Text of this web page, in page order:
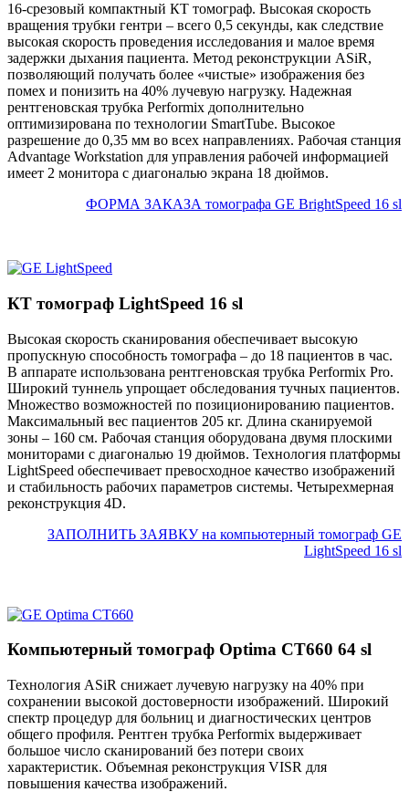
16-срезовый компактный КТ томограф. Высокая скорость
вращения трубки гентри – всего 0,5 секунды, как следствие
высокая скорость проведения исследования и малое время
задержки дыхания пациента. Метод реконструкции ASiR,
позволяющий получать более «чистые» изображения без
помех и понизить на 40% лучевую нагрузку. Надежная
рентгеновская трубка Performix дополнительно
оптимизирована по технологии SmartTube. Высокое
разрешение до 0,35 мм во всех направлениях. Рабочая станция
Advantage Workstation для управления рабочей информацией
имеет 2 монитора с диагональю экрана 18 дюймов.
ФОРМА ЗАКАЗА томографа GE BrightSpeed 16 sl
КТ томограф LightSpeed 16 sl
Высокая скорость сканирования обеспечивает высокую
пропускную способность томографа – до 18 пациентов в час.
В аппарате использована рентгеновская трубка Performix Pro.
Широкий туннель упрощает обследования тучных пациентов.
Множество возможностей по позиционированию пациентов.
Максимальный вес пациентов 205 кг. Длина сканируемой
зоны – 160 см. Рабочая станция оборудована двумя плоскими
мониторами с диагональю 19 дюймов. Технология платформы
LightSpeed обеспечивает превосходное качество изображений
и стабильность рабочих параметров системы. Четырехмерная
реконструкция 4D.
ЗАПОЛНИТЬ ЗАЯВКУ на компьютерный томограф GE
LightSpeed 16 sl
Компьютерный томограф Optima CT660 64 sl
Технология ASiR снижает лучевую нагрузку на 40% при
сохранении высокой достоверности изображений. Широкий
спектр процедур для больниц и диагностических центров
общего профиля. Рентген трубка Performix выдерживает
большое число сканирований без потери своих
характеристик. Объемная реконструкция VISR для
повышения качества изображений.